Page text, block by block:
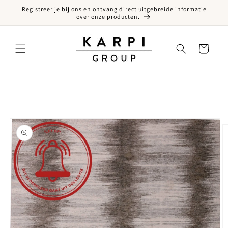
naar de content
Registreer je bij ons en ontvang direct uitgebreide informatie
over onze producten.
Winkelwagen
naar productinformatie